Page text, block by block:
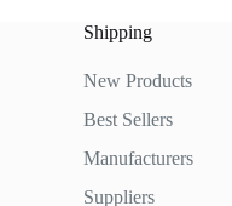
Shipping
New Products
Best Sellers
Manufacturers
Suppliers